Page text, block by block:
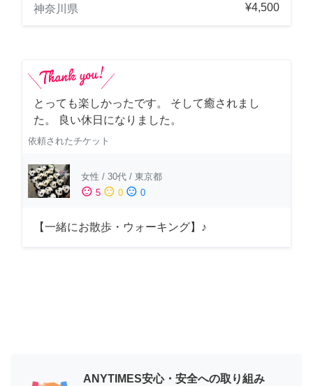
神奈川県
¥4,500
とっても楽しかったです。 そして癒されまし
た。 良い休日になりました。
依頼されたチケット
女性 / 30代 / 東京都
sentiment_satisfied 5 sentiment_neutral 0 sentiment_dissatisfied 0
【一緒にお散歩・ウォーキング】♪
ANYTIMES安心・安全への取り組み